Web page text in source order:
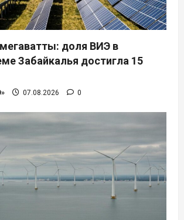
доля ВИЭ в
Забайкалья достигла 15
07.08.2026 0